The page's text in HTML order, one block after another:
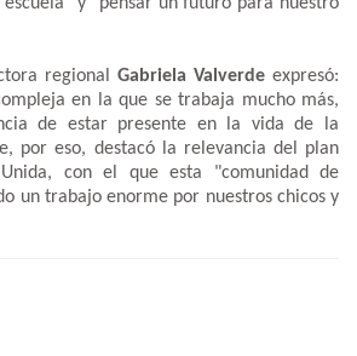
regional Gabriela Valverde expresó:
en la que se trabaja mucho más,
de estar presente en la vida de la
por eso, destacó la relevancia del plan
Unida, con el que esta "comunidad de
un trabajo enorme por nuestros chicos y